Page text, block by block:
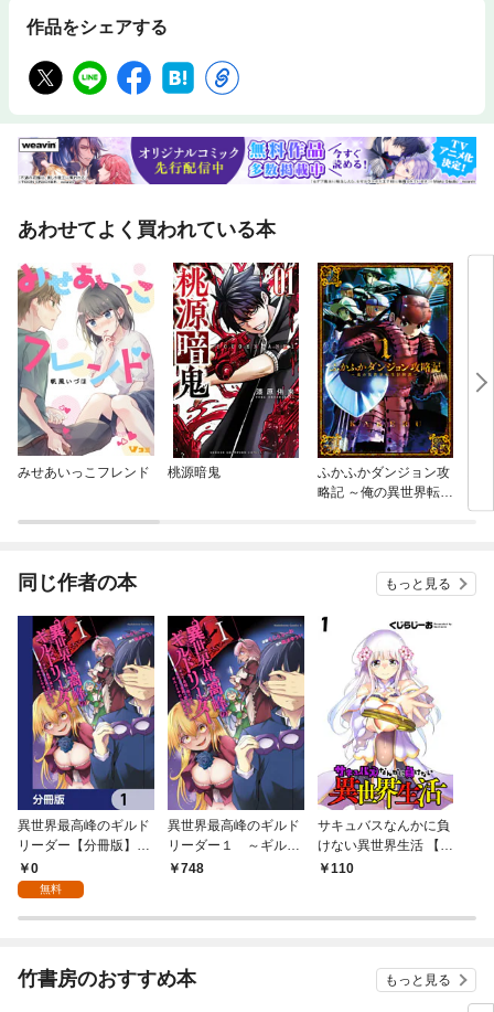
作品をシェアする
あわせてよく買われている本
みせあいっこフレンド 桃源暗鬼
ふかふかダンジョン攻
略記 ～俺の異世界転生
同じ作者の本 もっと見る
異世界最高峰のギルド
リーダー【分冊版】
1 0
無料
異世界最高峰のギルド
リーダー１ ～ギルド
最弱の僕だけど、ギル
ん～
748
サキュバスなんかに負
けない異世界生活 【連
載版】１
110
竹書房のおすすめ本 もっと見る